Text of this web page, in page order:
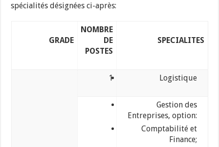
spécialités désignées ci-après:
GRADE
NOMBRE
DE
POSTES
SPECIALITES
1 Logistique
Gestion des
Entreprises, option:
Comptabilité et
Finance;